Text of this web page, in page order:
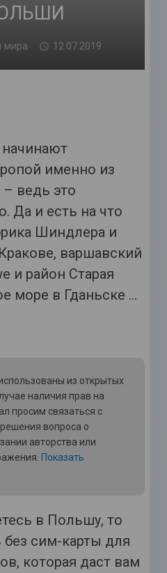
мира 12.07.2019
именно из
ведь это
Да и есть на что
Шиндлера и
варшавский
и район Старая
море в Гданьске …
из открытых
наличия прав на
просим связаться с
вопроса о
авторства или
Показать
в Польшу, то
сим-карты для
которая даст вам